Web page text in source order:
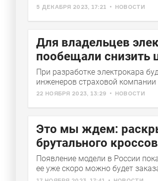
5 ДЕКАБРЯ 2023, 17:21 НОВОСТИ
Для владельцев
пообещали снизить
При разработке электрокара
инженеров страховой компании
22 НОЯБРЯ 2023, 13:29 НОВОСТИ
Это мы ждем:
брутального
Появление модели в России
ее уже скоро можно будет